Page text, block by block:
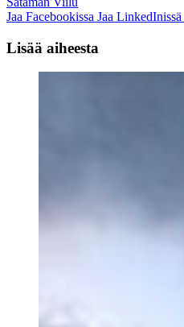
Jaa Facebookissa Jaa LinkedInissä
Lisää aiheesta